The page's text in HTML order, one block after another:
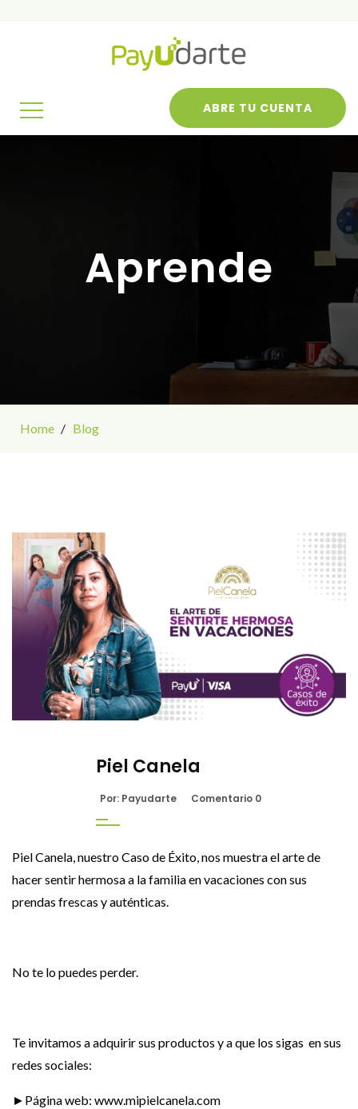
ABRE TU CUENTA
Aprende
Home Blog
Piel Canela
Por: Payudarte Comentario 0
Piel Canela, nuestro Caso de Éxito, nos muestra el arte de
hacer sentir hermosa a la familia en vacaciones con sus
prendas frescas y auténticas.
No te lo puedes perder.
Te invitamos a adquirir sus productos y a que los sigas en sus
redes sociales:
►Página web: www.mipielcanela.com